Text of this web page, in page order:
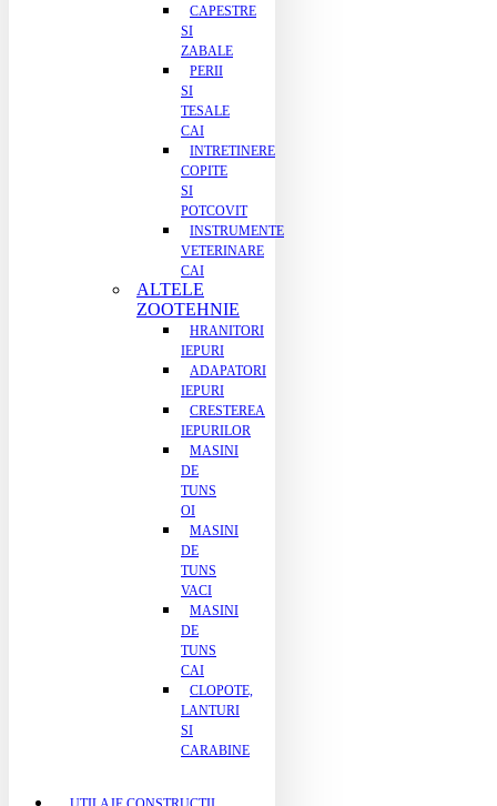
CAPESTRE
SI
ZABALE
PERII
SI
TESALE
CAI
INTRETINERE
COPITE
SI
POTCOVIT
INSTRUMENTE
VETERINARE
CAI
ALTELE
ZOOTEHNIE
HRANITORI
IEPURI
ADAPATORI
IEPURI
CRESTEREA
IEPURILOR
MASINI
DE
TUNS
OI
MASINI
DE
TUNS
VACI
MASINI
DE
TUNS
CAI
CLOPOTE,
LANTURI
SI
CARABINE